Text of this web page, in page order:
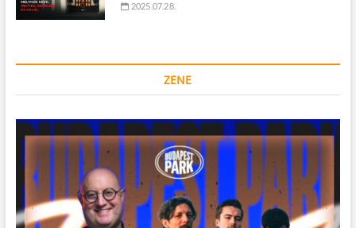
2025.07.28.
ZENE